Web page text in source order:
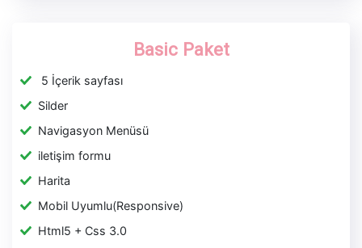
Basic Paket
5 İçerik sayfası
Silder
Navigasyon Menüsü
iletişim formu
Harita
Mobil Uyumlu(Responsive)
Html5 + Css 3.0